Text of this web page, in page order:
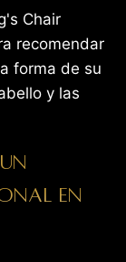
Chair
recomendar
forma de su
y las
en